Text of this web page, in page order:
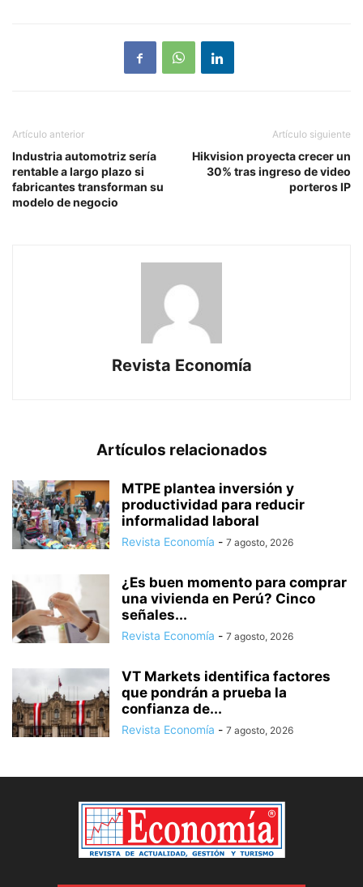
Artículo anterior
Industria automotriz sería
rentable a largo plazo si
fabricantes transforman su
modelo de negocio
Artículo siguiente
Hikvision proyecta crecer un
30% tras ingreso de video
porteros IP
Revista Economía
Artículos relacionados
MTPE plantea inversión y
productividad para reducir
informalidad laboral
Revista Economía - 7 agosto, 2026
¿Es buen momento para comprar
una vivienda en Perú? Cinco
señales...
Revista Economía - 7 agosto, 2026
VT Markets identifica factores
que pondrán a prueba la
confianza de...
Revista Economía - 7 agosto, 2026